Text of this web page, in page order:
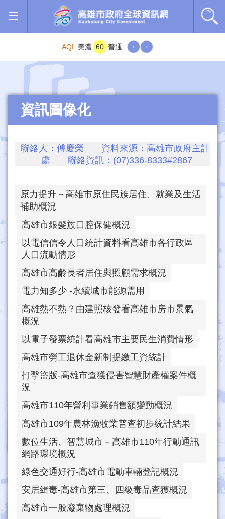
跳到主要內容區塊
AQI: 美濃 60 普通 ‹ ›
資訊圖像化
聯絡人：傅慶榮 資料來源：高雄市政府主計
處 聯絡資訊：(07)336-8333#2867
原力提升－高雄市原住民族居住、就業及生活
補助概況
高雄市銀髮族口腔保健概況
以電信信令人口統計資料看高雄市各行政區
人口流動情形
高雄市高齡長者居住與照顧需求概況
電力知多少 -永續城市能源需用
高雄熱不熱？由建照核發看高雄市房市景氣
概況
以電子發票統計看高雄市主要民生消費情形
高雄市勞工退休金新制提繳工資統計
打擊盜版-高雄市查獲侵害智慧財產權案件概
況
高雄市110年營利事業銷售額變動概況
高雄市109年農林漁牧業普查初步統計結果
數位生活、智慧城市－高雄市110年行動通訊
網路環境概況
綠色交通好行-高雄市電動車輛登記概況
安居緝毒-高雄市第三、四級毒品查獲概況
高雄市一般廢棄物處理概況